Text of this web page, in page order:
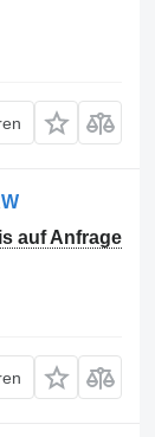
auf Anfrage